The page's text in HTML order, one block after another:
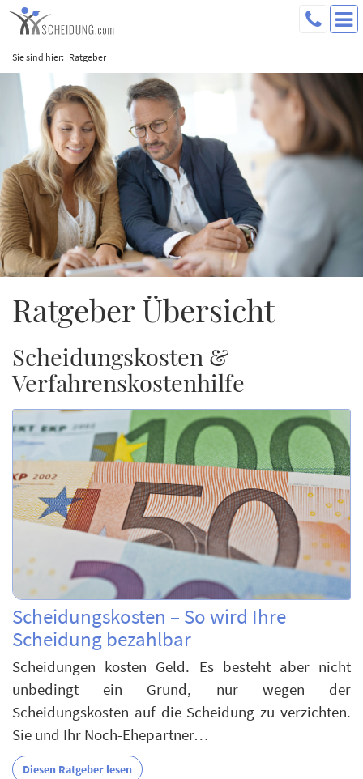
Sie sind hier: Ratgeber
Ratgeber Übersicht
Scheidungskosten &
Verfahrenskostenhilfe
Scheidungskosten – So wird Ihre
Scheidung bezahlbar
Scheidungen kosten Geld. Es besteht aber nicht
unbedingt ein Grund, nur wegen der
Scheidungskosten auf die Scheidung zu verzichten.
Sie und Ihr Noch-Ehepartner…
Diesen Ratgeber lesen